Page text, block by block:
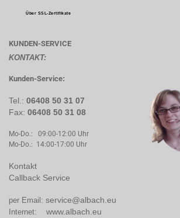
Über SSL-Zertifikate
KUNDEN-SERVICE
KONTAKT:
Kunden-Service:
Tel.: 06408 50 31 07
Fax: 06408 50 31 08
Mo-Do.: 09:00-12:00 Uhr
Mo-Do.: 14:00-17:00 Uhr
Kontakt
Callback Service
per Email: service@albach.eu
Internet: www.albach.eu